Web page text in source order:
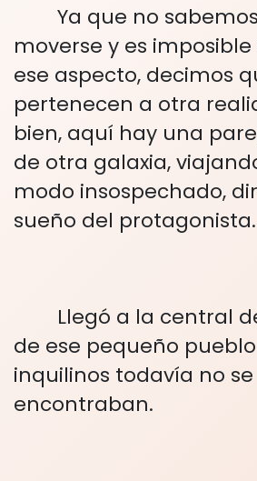
Ya que no
moverse y es
ese aspecto, decimos
pertenecen a otra
bien, aquí hay una
de otra galaxia,
modo insospechado,
sueño del protagonista.
Llegó a la central
de ese pequeño
inquilinos todavía no se
encontraban.